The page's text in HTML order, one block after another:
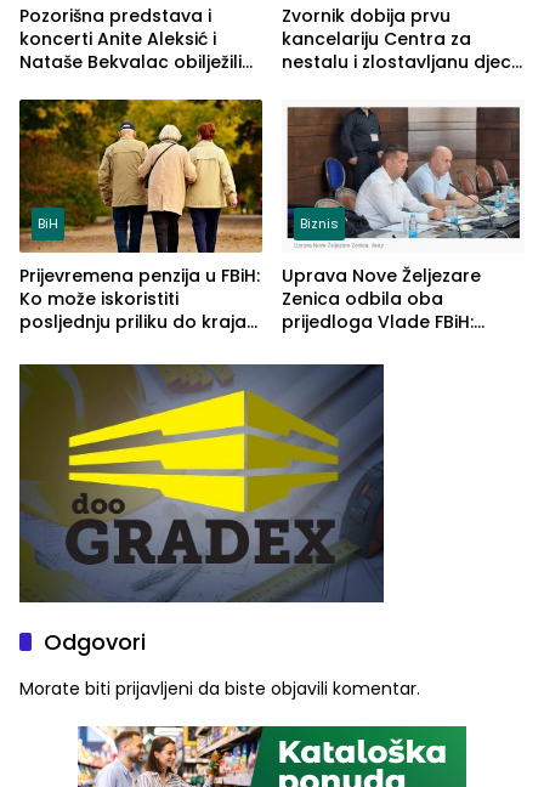
Pozorišna predstava i
koncerti Anite Aleksić i
Nataše Bekvalac obilježili
ljeta (FOTO)
Zvornik dobija prvu
kancelariju Centra za
nestalu i zlostavljanu djecu
BiH
Prijevremena penzija u FBiH:
Ko može iskoristiti
posljednju priliku do kraja
Biznis
Uprava Nove Željezare
Zenica odbila oba
prijedloga Vlade FBiH:
rješenje
Odgovori
Morate biti prijavljeni da biste objavili komentar.